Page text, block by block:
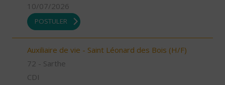
10/07/2026
POSTULER
Auxiliaire de vie - Saint Léonard des Bois (H/F)
72 - Sarthe
CDI